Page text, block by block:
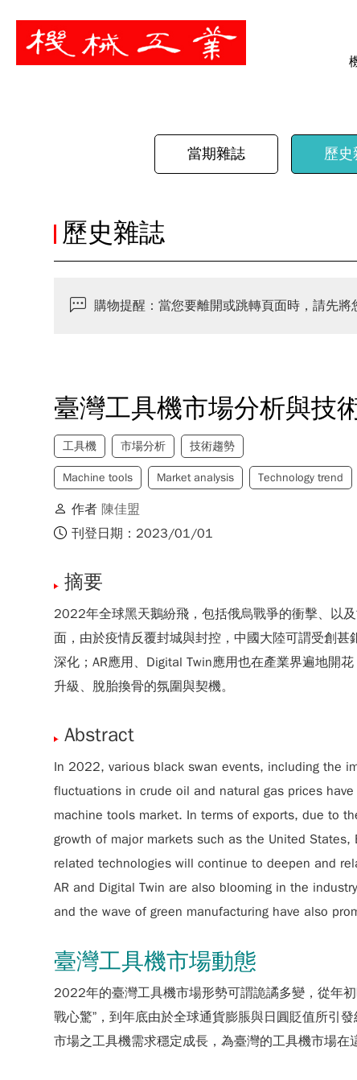
暫停
當期雜誌 歷史
歷史雜誌
購物提醒：當您要離開或跳轉頁面時，請先
臺灣工具機市場分析與技
工具機 市場分析 技術趨勢
Machine tools Market analysis Technology trend
作者 陳佳盟
刊登日期：2023/01/01
摘要
2022年全球黑天鵝紛飛，包括俄烏戰爭的衝擊、以
面，由於疫情反覆封城與封控，中國大陸可謂受創
深化；AR應用、Digital Twin應用也在產業界遍地開
升級、脫胎換骨的氛圍與契機。
Abstract
In 2022, various black swan events, including the
fluctuations in crude oil and natural gas prices
machine tools market. In terms of exports, due to
growth of major markets such as the United
related technologies will continue to deepen and
AR and Digital Twin are also blooming in the
and the wave of green manufacturing have also
臺灣工具機市場動態
2022年的臺灣工具機市場形勢可謂詭譎多變，從年
戰心驚”，到年底由於全球通貨膨脹與日圓貶值所引
市場之工具機需求穩定成長，為臺灣的工具機市場在